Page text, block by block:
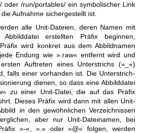
oder /run/portables/ ein symbolischer Link
Aufnahme sichergestellt ist.
alle Unit-Dateien, deren Namen mit
erstellten Präfix beginnen,
wird konkret aus dem Abbildnamen
Endung wie ».raw« entfernt wird und
Auftreten eines Unterstrichs (»_«)
falls einer vorhanden ist. Die Unterstrich-
dienen, so dass eine Abbilddatei
zu einer Unit-Datei, die auf das Präfix
Dieses Präfix wird dann mit allen Unit-
in den gewöhnlichen Verzeichnissen
aber nur Unit-Dateinamen, bei
»-«, ».« oder »@« folgen, werden